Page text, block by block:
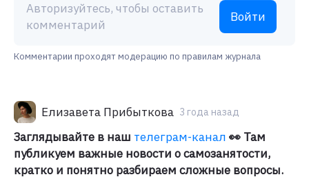
Авторизуйтесь, чтобы оставить
комментарий
Войти
Комментарии проходят модерацию по правилам журнала
Елизавета Прибыткова 3 года назад
Заглядывайте в наш телеграм-канал 👀 Там
публикуем важные новости о самозанятости,
кратко и понятно разбираем сложные вопросы.